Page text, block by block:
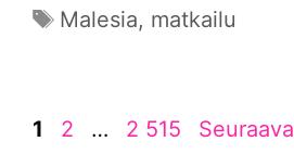
Avainsanat
Malesia, matkailu
Sivu
1 Sivu
2 … Sivu
2 515 Seuraava